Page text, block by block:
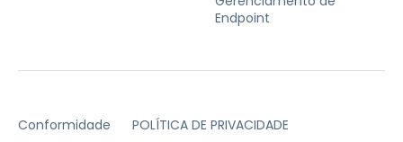
Endpoint
Conformidade POLÍTICA DE PRIVACIDADE